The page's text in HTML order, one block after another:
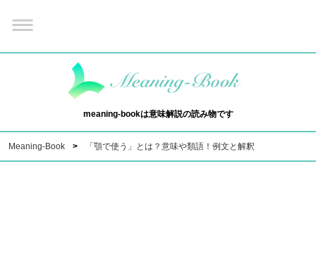
meaning-bookは意味解説の読み物です
Meaning-Book 「顎で使う」とは？意味や類語！例文と解釈